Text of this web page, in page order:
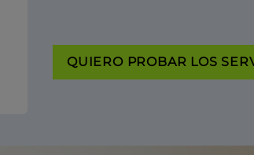
QUIERO PROBAR LOS